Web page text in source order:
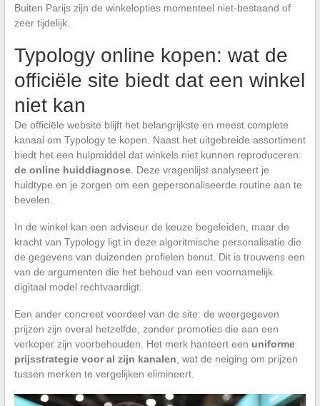
Buiten Parijs zijn de winkelopties momenteel niet-bestaand of
zeer tijdelijk.
Typology online kopen: wat de
officiële site biedt dat een winkel
niet kan
De officiële website blijft het belangrijkste en meest complete
kanaal om Typology te kopen. Naast het uitgebreide assortiment
biedt het een hulpmiddel dat winkels niet kunnen reproduceren:
de online huiddiagnose. Deze vragenlijst analyseert je
huidtype en je zorgen om een gepersonaliseerde routine aan te
bevelen.
In de winkel kan een adviseur de keuze begeleiden, maar de
kracht van Typology ligt in deze algoritmische personalisatie die
de gegevens van duizenden profielen benut. Dit is trouwens een
van de argumenten die het behoud van een voornamelijk
digitaal model rechtvaardigt.
Een ander concreet voordeel van de site: de weergegeven
prijzen zijn overal hetzelfde, zonder promoties die aan een
verkoper zijn voorbehouden. Het merk hanteert een uniforme
prijsstrategie voor al zijn kanalen , wat de neiging om prijzen
tussen merken te vergelijken elimineert.